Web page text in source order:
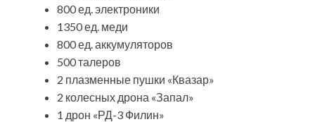
800 ед. электроники
1350 ед. меди
800 ед. аккумуляторов
500 талеров
2 плазменные пушки «Квазар»
2 колесных дрона «Запал»
1 дрон «РД-3 Филин»